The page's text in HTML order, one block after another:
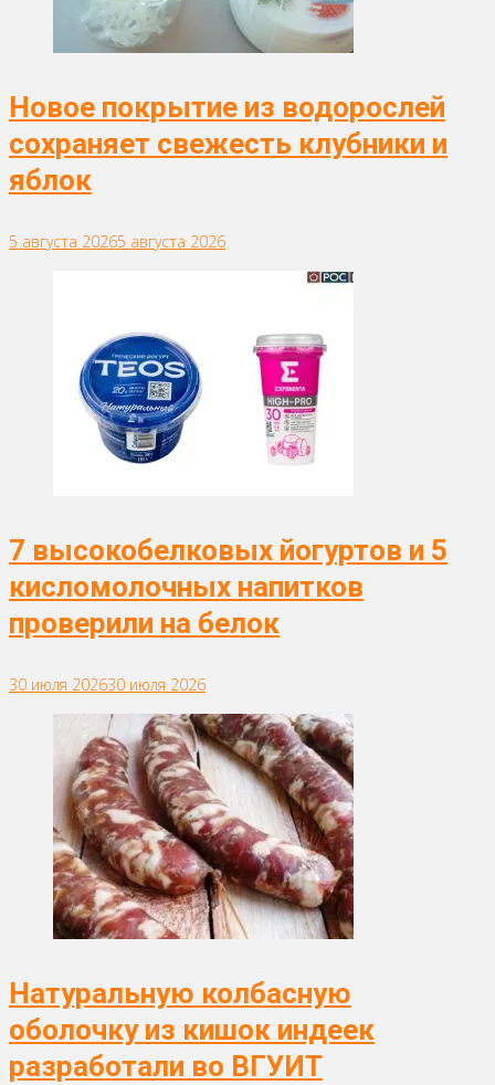
Новое покрытие из водорослей
сохраняет свежесть клубники и
яблок
5 августа 20265 августа 2026
7 высокобелковых йогуртов и 5
кисломолочных напитков
проверили на белок
30 июля 202630 июля 2026
Натуральную колбасную
оболочку из кишок индеек
разработали во ВГУИТ